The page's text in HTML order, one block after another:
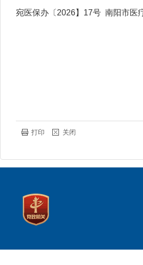
宛医保办〔2026】17号 南阳市医
打印 关闭